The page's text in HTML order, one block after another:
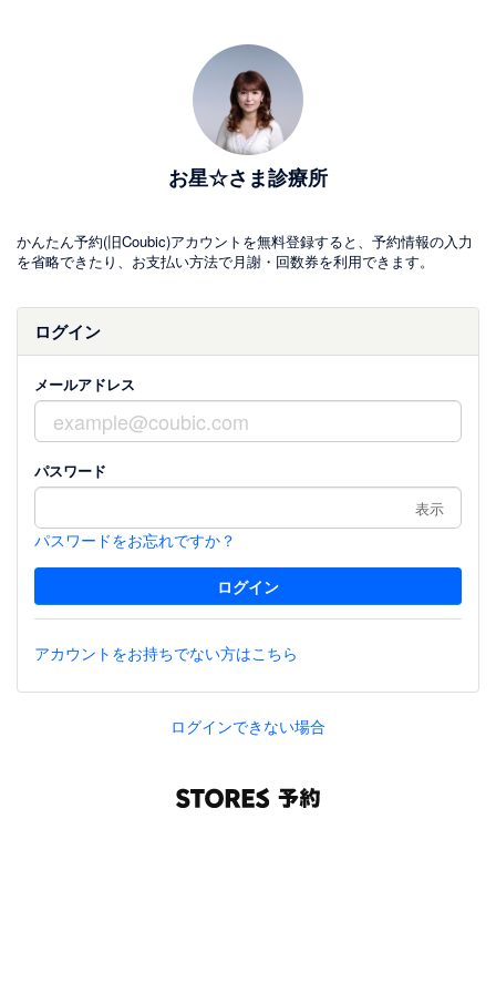
お星☆さま診療所
かんたん予約(旧Coubic)アカウントを無料登録すると、予約情報の入力
を省略できたり、お支払い方法で月謝・回数券を利用できます。
ログイン
メールアドレス
パスワード
表示
パスワードをお忘れですか？
アカウントをお持ちでない方はこちら
ログインできない場合